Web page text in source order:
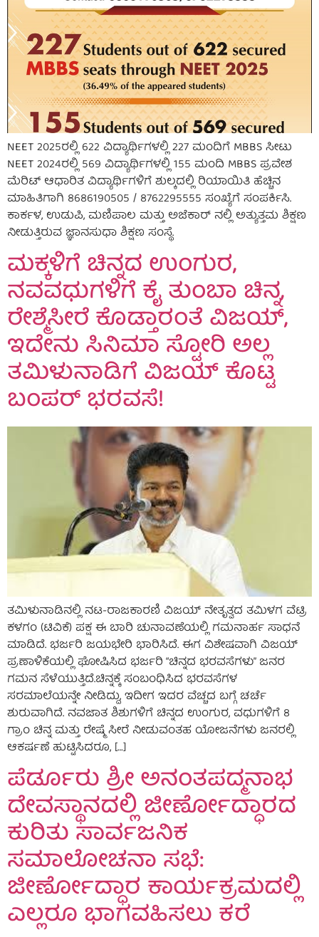
NEET 2025ರಲ್ಲಿ 622 ವಿದ್ಯಾರ್ಥಿಗಳಲ್ಲಿ 227 ಮಂದಿಗೆ MBBS ಸೀಟು
NEET 2024ರಲ್ಲಿ 569 ವಿದ್ಯಾರ್ಥಿಗಳಲ್ಲಿ 155 ಮಂದಿ MBBS ಪ್ರವೇಶ
ಮೆರಿಟ್ ಆಧಾರಿತ ವಿದ್ಯಾರ್ಥಿಗಳಿಗೆ ಶುಲ್ಕದಲ್ಲಿ ರಿಯಾಯಿತಿ ಹೆಚ್ಚಿನ
ಮಾಹಿತಿಗಾಗಿ 8686190505 / 8762295555 ಸಂಖ್ಯೆಗೆ ಸಂಪರ್ಕಿಸಿ.
ಕಾರ್ಕಳ, ಉಡುಪಿ, ಮಣಿಪಾಲ ಮತ್ತು ಅಜೆಕಾರ್ ನಲ್ಲಿ ಅತ್ಯುತ್ತಮ ಶಿಕ್ಷಣ
ನೀಡುತ್ತಿರುವ ಜ್ಞಾನಸುಧಾ ಶಿಕ್ಷಣ ಸಂಸ್ಥೆ.
ಮಕ್ಕಳಿಗೆ ಚಿನ್ನದ ಉಂಗುರ,
ನವವಧುಗಳಿಗೆ ಕೈ ತುಂಬಾ ಚಿನ್ನ,
ರೇಶ್ಮೆಸೀರೆ ಕೊಡ್ತಾರಂತೆ ವಿಜಯ್,
ಇದೇನು ಸಿನಿಮಾ ಸ್ಟೋರಿ ಅಲ್ಲ
ತಮಿಳುನಾಡಿಗೆ ವಿಜಯ್ ಕೊಟ್ಟ
ಬಂಪರ್ ಭರವಸೆ!
ತಮಿಳುನಾಡಿನಲ್ಲಿ ನಟ-ರಾಜಕಾರಣಿ ವಿಜಯ್ ನೇತೃತ್ವದ ತಮಿಳಗ ವೆಟ್ರಿ
ಕಳಗಂ (ಟಿವಿಕೆ) ಪಕ್ಷ ಈ ಬಾರಿ ಚುನಾವಣೆಯಲ್ಲಿ ಗಮನಾರ್ಹ ಸಾಧನೆ
ಮಾಡಿದೆ. ಭರ್ಜರಿ ಜಯಭೇರಿ ಭಾರಿಸಿದೆ. ಈಗ ವಿಶೇಷವಾಗಿ ವಿಜಯ್
ಪ್ರಣಾಳಿಕೆಯಲ್ಲಿ ಘೋಷಿಸಿದ ಭರ್ಜರಿ “ಚಿನ್ನದ ಭರವಸೆಗಳು” ಜನರ
ಗಮನ ಸೆಳೆಯುತ್ತಿದೆ.ಚಿನ್ನಕ್ಕೆ ಸಂಬಂಧಿಸಿದ ಭರವಸೆಗಳ
ಸರಮಾಲೆಯನ್ನೇ ನೀಡಿದ್ದು, ಇದೀಗ ಇದರ ವೆಚ್ಚದ ಬಗ್ಗೆ ಚರ್ಚೆ
ಶುರುವಾಗಿದೆ. ನವಜಾತ ಶಿಶುಗಳಿಗೆ ಚಿನ್ನದ ಉಂಗುರ, ವಧುಗಳಿಗೆ 8
ಗ್ರಾಂ ಚಿನ್ನ ಮತ್ತು ರೇಷ್ಮೆ ಸೀರೆ ನೀಡುವಂತಹ ಯೋಜನೆಗಳು ಜನರಲ್ಲಿ
ಆಕರ್ಷಣೆ ಹುಟ್ಟಿಸಿದರೂ, […]
ಪೆರ್ಡೂರು ಶ್ರೀ ಅನಂತಪದ್ಮನಾಭ
ದೇವಸ್ಥಾನದಲ್ಲಿ ಜೀರ್ಣೋದ್ಧಾರದ
ಕುರಿತು ಸಾರ್ವಜನಿಕ
ಸಮಾಲೋಚನಾ ಸಭೆ:
ಜೀರ್ಣೋದ್ಧಾರ ಕಾರ್ಯಕ್ರಮದಲ್ಲಿ
ಎಲ್ಲರೂ ಭಾಗವಹಿಸಲು ಕರೆ